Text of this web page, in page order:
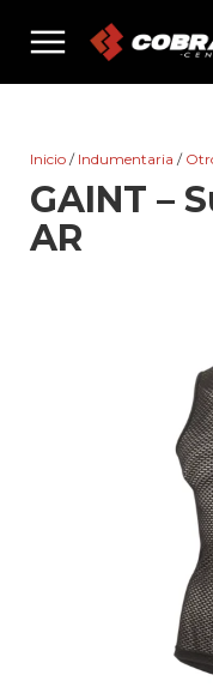
menu
Inicio / Indumentaria /
GAINT –
AR